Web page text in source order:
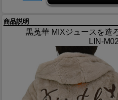
商品説明
黒菟華 MIXジュースを造
LIN-